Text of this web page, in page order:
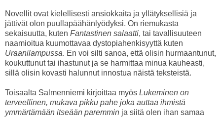
Novellit ovat kielellisesti ansiokkaita ja yllätyksellisiä ja
jättivät olon puullapäähänlyödyksi. On riemukasta
sekaisuutta, kuten Fantastinen salaatti, tai tavallisuuteen
naamioitua kuumottavaa dystopiahenkisyyttä kuten
Uraanilampussa. En voi silti sanoa, että olisin hurmaantunut,
koukuttunut tai ihastunut ja se harmittaa minua kauheasti,
sillä olisin kovasti halunnut innostua näistä teksteistä.
Toisaalta Salmenniemi kirjoittaa myös Lukeminen on
terveellinen, mukava pikku pahe joka auttaa ihmistä
ymmärtämään itseään paremmin ja siitä olen ihan samaa